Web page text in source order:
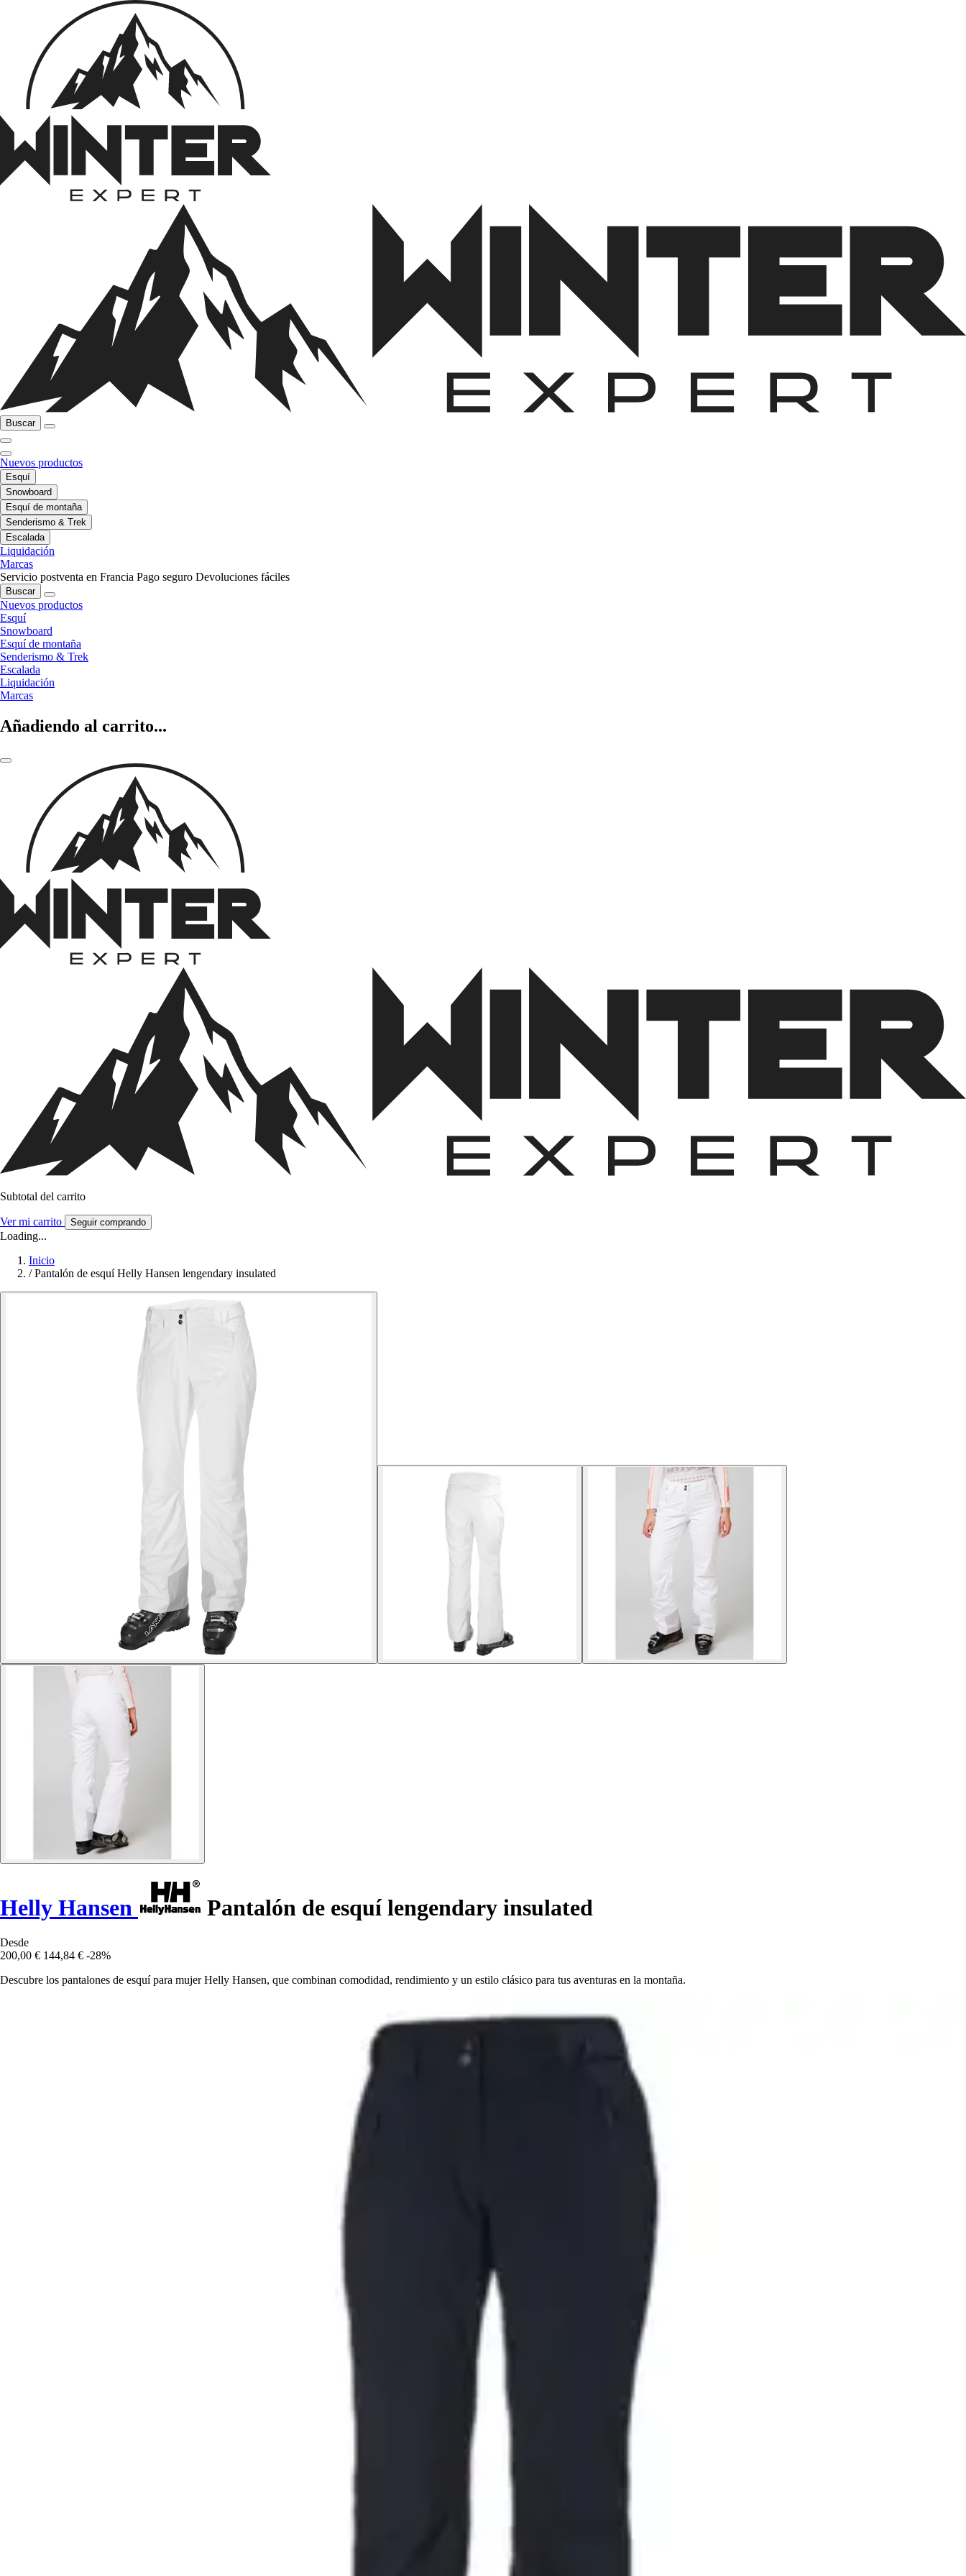
Buscar
Nuevos productos
Esquí
Snowboard
Esquí de montaña
Senderismo & Trek
Escalada
Liquidación
Marcas
Servicio postventa en Francia Pago seguro Devoluciones fáciles
Buscar
Nuevos productos
Esquí
Snowboard
Esquí de montaña
Senderismo & Trek
Escalada
Liquidación
Marcas
Añadiendo al carrito...
Subtotal del carrito
Ver mi carrito Seguir comprando
Loading...
Inicio
/ Pantalón de esquí Helly Hansen lengendary insulated
Helly Hansen Pantalón de esquí lengendary insulated
Desde
200,00 € 144,84 € -28%
Descubre los pantalones de esquí para mujer Helly Hansen, que combinan comodidad, rendimiento y un estilo clásico para tus aventuras en la montaña.